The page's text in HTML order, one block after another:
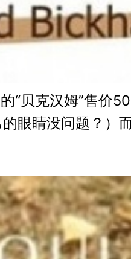
“贝克汉姆”售价
的眼睛没问题？）